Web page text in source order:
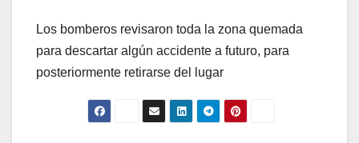
Los bomberos revisaron toda la zona quemada
para descartar algún accidente a futuro, para
posteriormente retirarse del lugar